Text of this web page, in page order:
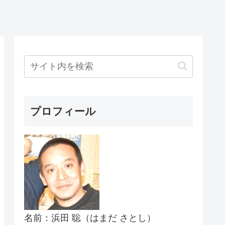
プロフィール
名前：浜田 聡（はまだ さとし）